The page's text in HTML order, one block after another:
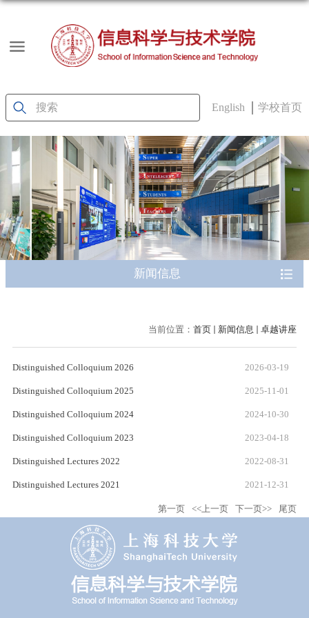
English 学校首页
新闻信息
当前位置： 首页 新闻信息 卓越讲座
Distinguished Colloquium 2026 2026-03-19
Distinguished Colloquium 2025 2025-11-01
Distinguished Colloquium 2024 2024-10-30
Distinguished Colloquium 2023 2023-04-18
Distinguished Lectures 2022 2022-08-31
Distinguished Lectures 2021 2021-12-31
第一页 <<上一页 下一页>> 尾页